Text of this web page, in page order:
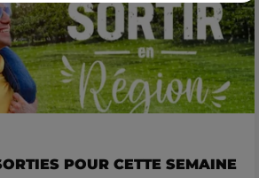
POUR CETTE SEMAINE